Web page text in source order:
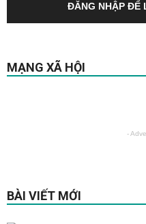
ĐĂNG NHẬP ĐỂ
MẠNG XÃ HỘI
-
BÀI VIẾT MỚI